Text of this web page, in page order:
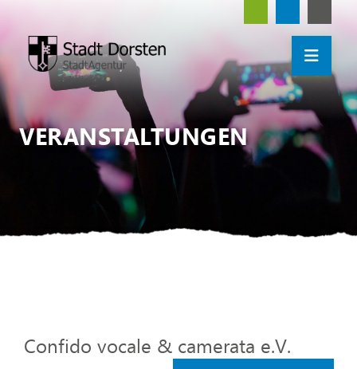
VERANSTALTUNGEN
Confido vocale & camerata e.V.